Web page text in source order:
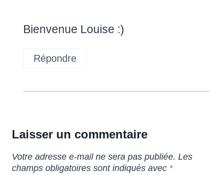
Bienvenue Louise :)
Répondre
Laisser un commentaire
Votre adresse e-mail ne sera pas publiée. Les
champs obligatoires sont indiqués avec *